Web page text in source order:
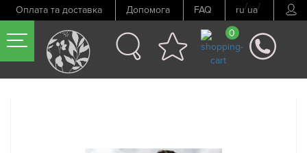
Оплата та доставка Допомога FAQ ru/ua/
0
Попередній товар Наступний товар